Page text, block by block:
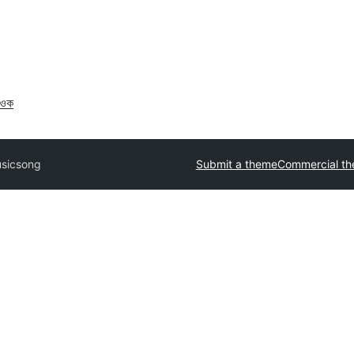
Submit a themeCommercial